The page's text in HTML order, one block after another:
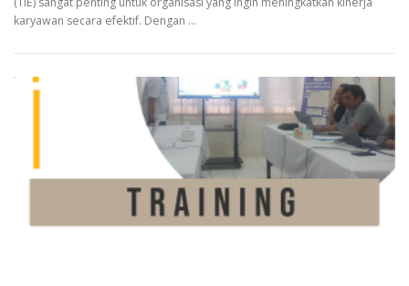
karyawan secara efektif. Dengan …